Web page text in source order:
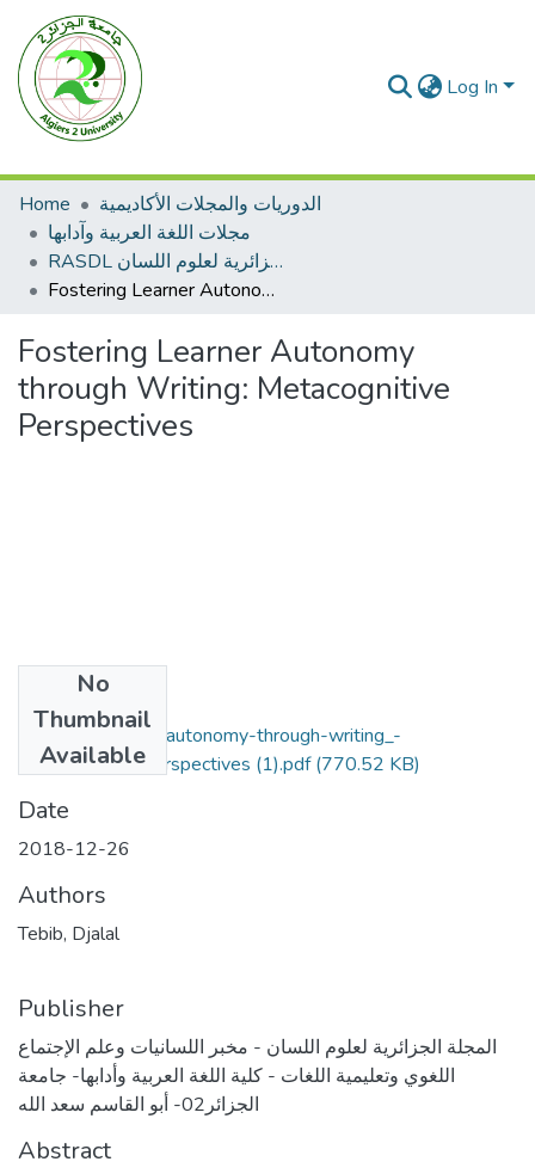
Log In
Home
الدوريات والمجلات الأكاديمية
مجلات اللغة العربية وآدابها
RASDL المجلة الجزائرية لعلوم اللسان
Fostering Learner Autonomy through Writing: Metacognitive Perspectives
Fostering Learner Autonomy
through Writing: Metacognitive
Perspectives
No
Thumbnail
Available
fostering-learner-autonomy-through-writing_-
metacognitive-perspectives (1).pdf(770.52 KB)
Date
2018-12-26
Authors
Tebib, Djalal
Publisher
المجلة الجزائرية لعلوم اللسان - مخبر اللسانيات وعلم الإجتماع
اللغوي وتعليمية اللغات - كلية اللغة العربية وأدابها- جامعة
الجزائر02- أبو القاسم سعد الله
Abstract